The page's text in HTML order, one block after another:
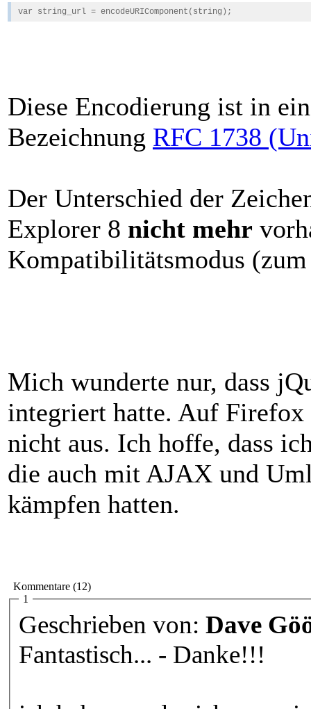
var string_url = encodeURIComponent(string);
Diese Encodierung ist in
Bezeichnung RFC 1738
Der Unterschied der
Explorer 8 nicht mehr
Kompatibilitätsmodus
Mich wunderte nur, dass
integriert hatte. Auf
nicht aus. Ich hoffe, dass
die auch mit AJAX und
kämpfen hatten.
Kommentare (12)
1
Geschrieben von: Dave
Fantastisch... - Danke!!!